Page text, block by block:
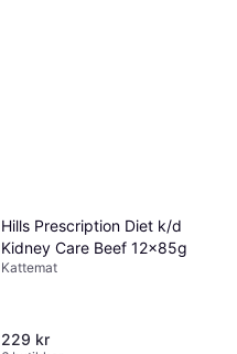
Hills Prescription Diet k/d
Kidney Care Beef 12x85g
Kattemat
229 kr